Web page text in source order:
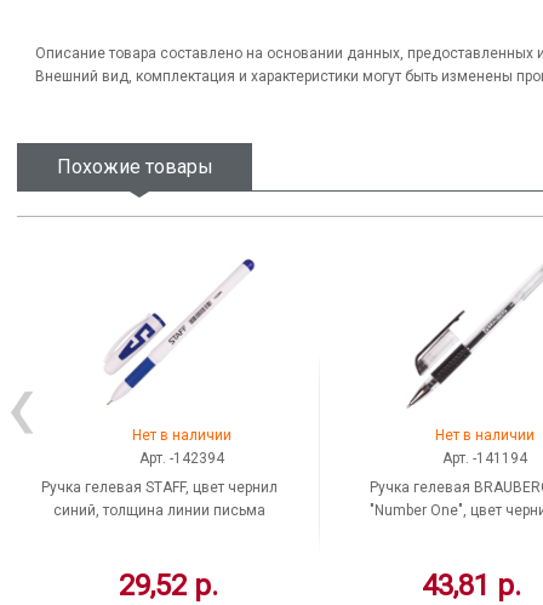
Описание товара составлено на основании данных, предоставленных
Внешний вид, комплектация и характеристики могут быть изменены
Похожие товары
Нет в наличии
Арт. -142394
Ручка гелевая STAFF, цвет чернил
синий, толщина линии письма
29,52 р.
Нет в наличии
Арт. -141194
Ручка гелевая
"Number One", цвет
43,81 р.